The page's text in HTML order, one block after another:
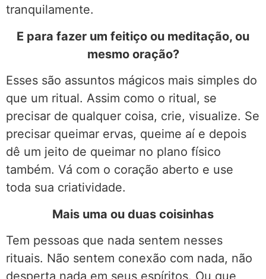
tranquilamente.
E para fazer um feitiço ou meditação, ou
mesmo oração?
Esses são assuntos mágicos mais simples do
que um ritual. Assim como o ritual, se
precisar de qualquer coisa, crie, visualize. Se
precisar queimar ervas, queime aí e depois
dê um jeito de queimar no plano físico
também. Vá com o coração aberto e use
toda sua criatividade.
Mais uma ou duas coisinhas
Tem pessoas que nada sentem nesses
rituais. Não sentem conexão com nada, não
desperta nada em seus espíritos. Ou que